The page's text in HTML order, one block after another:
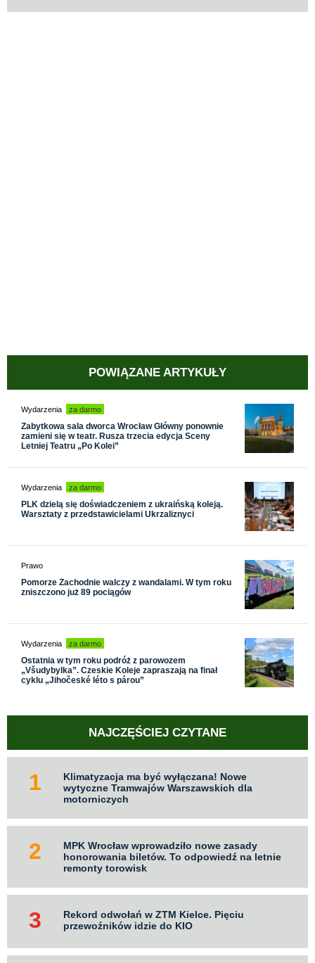
POWIĄZANE ARTYKUŁY
Wydarzenia za darmo
Zabytkowa sala dworca Wrocław Główny ponownie
zamieni się w teatr. Rusza trzecia edycja Sceny
Letniej Teatru „Po Kolei”
Wydarzenia za darmo
PLK dzielą się doświadczeniem z ukraińską koleją.
Warsztaty z przedstawicielami Ukrzaliznyci
Prawo
Pomorze Zachodnie walczy z wandalami. W tym roku
zniszczono już 89 pociągów
Wydarzenia za darmo
Ostatnia w tym roku podróż z parowozem
„Všudybylka”. Czeskie Koleje zapraszają na finał
cyklu „Jihočeské léto s párou”
NAJCZĘŚCIEJ CZYTANE
Klimatyzacja ma być wyłączana! Nowe
wytyczne Tramwajów Warszawskich dla
motorniczych
MPK Wrocław wprowadziło nowe zasady
honorowania biletów. To odpowiedź na letnie
remonty torowisk
Rekord odwołań w ZTM Kielce. Pięciu
przewoźników idzie do KIO